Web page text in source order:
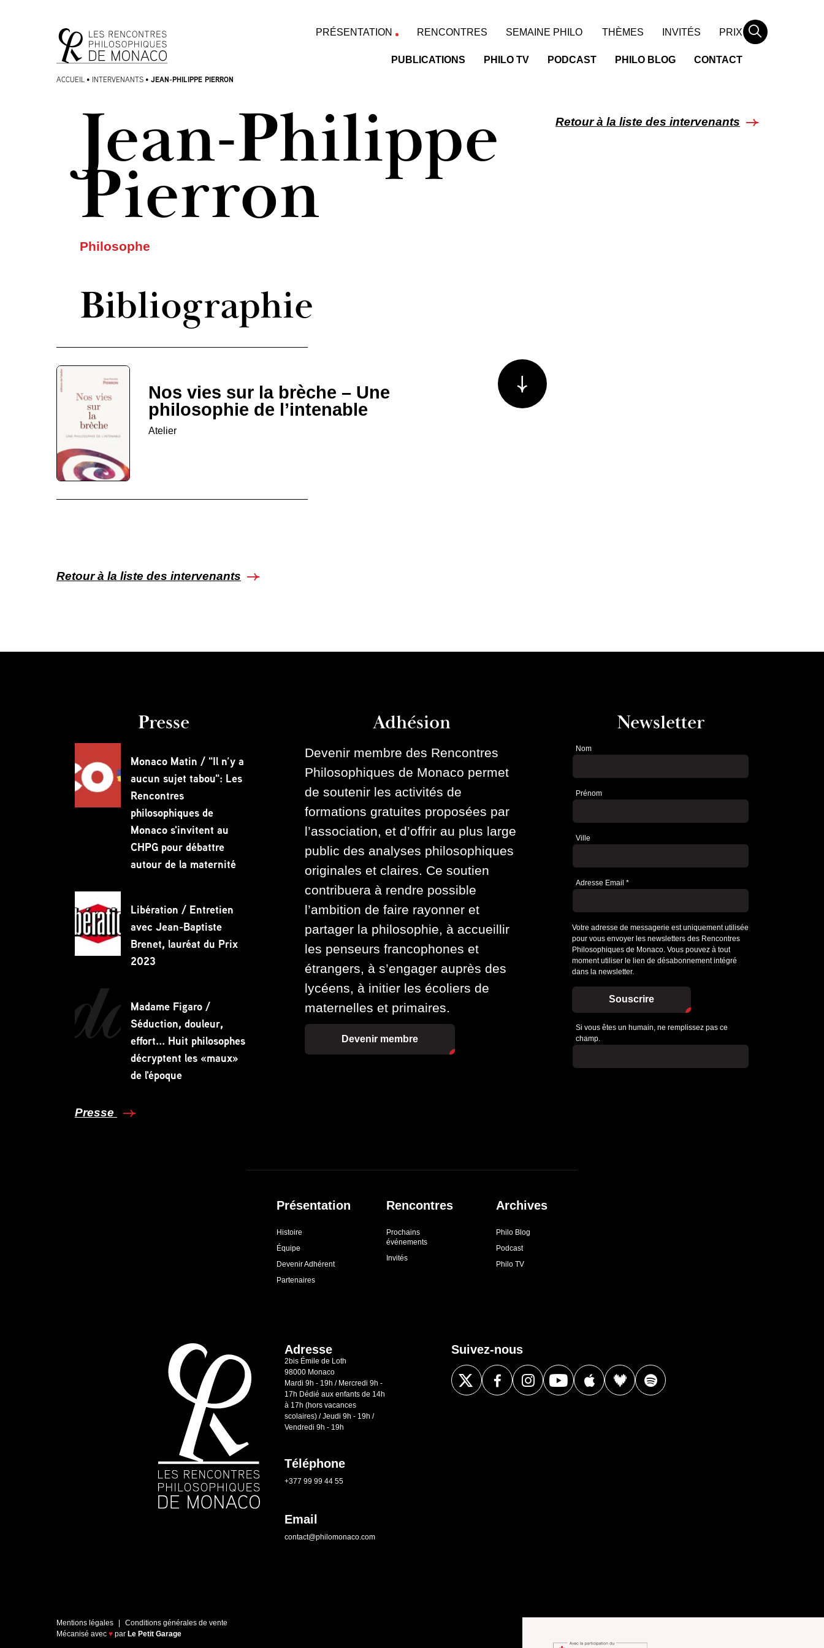
contenu
PRÉSENTATION RENCONTRES SEMAINE PHILO THÈMES INVITÉS PRIX
PUBLICATIONS PHILO TV PODCAST PHILO BLOG CONTACT
Rechercher
ACCUEIL • INTERVENANTS • JEAN-PHILIPPE PIERRON
Jean-Philippe
Pierron
Philosophe
Retour à la liste des intervenants
Bibliographie
Nos vies sur la brèche – Une
philosophie de l’intenable
Atelier
Voir plus/moins d'information sur le livre
Retour à la liste des intervenants
Presse
Monaco Matin / "Il n’y a
aucun sujet tabou": Les
Rencontres
philosophiques de
Monaco s'invitent au
CHPG pour débattre
autour de la maternité
Libération / Entretien
avec Jean-Baptiste
Brenet, lauréat du Prix
2023
Madame Figaro /
Séduction, douleur,
effort... Huit philosophes
décryptent les «maux»
de l'époque
Presse
Adhésion
Devenir membre des Rencontres
Philosophiques de Monaco permet
de soutenir les activités de
formations gratuites proposées par
l’association, et d’offrir au plus large
public des analyses philosophiques
originales et claires. Ce soutien
contribuera à rendre possible
l’ambition de faire rayonner et
partager la philosophie, à accueillir
les penseurs francophones et
étrangers, à s’engager auprès des
lycéens, à initier les écoliers de
maternelles et primaires.
Devenir membre
Newsletter
Newsletter
Nom
Prénom
Ville
Adresse Email *
Votre adresse de messagerie est uniquement utilisée
pour vous envoyer les newsletters des Rencontres
Philosophiques de Monaco. Vous pouvez à tout
moment utiliser le lien de désabonnement intégré
dans la newsletter.
Souscrire
Si vous êtes un humain, ne remplissez pas ce
champ.
Présentation
Histoire
Équipe
Devenir Adhérent
Partenaires
Rencontres
Prochains
événements
Invités
Archives
Philo Blog
Podcast
Philo TV
Adresse
2bis Émile de Loth
98000 Monaco
Mardi 9h - 19h / Mercredi 9h -
17h Dédié aux enfants de 14h
à 17h (hors vacances
scolaires) / Jeudi 9h - 19h /
Vendredi 9h - 19h
Téléphone
+377 99 99 44 55
Email
contact@philomonaco.com
Suivez-nous
Mentions légales
Conditions générales de vente
Mécanisé avec ♥ par Le Petit Garage